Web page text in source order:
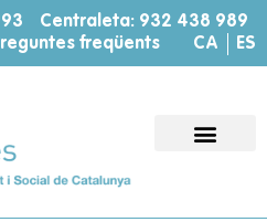
Centraleta: 932 438 989
freqüents
CA ES